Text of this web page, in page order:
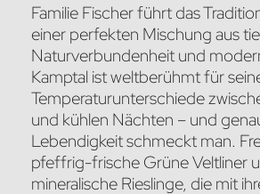
Familie Fischer führt das
einer perfekten Mischung aus
Naturverbundenheit und
Kamptal ist weltberühmt für
Temperaturunterschiede
und kühlen Nächten – und
Lebendigkeit schmeckt man.
pfeffrig-frische Grüne Veltliner
mineralische Rieslinge, die mit